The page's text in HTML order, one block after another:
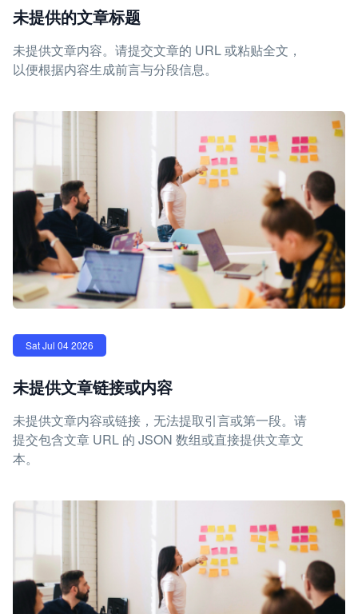
未提供的文章标题
未提供文章内容。请提交文章的 URL 或粘贴全文，
以便根据内容生成前言与分段信息。
Sat Jul 04 2026
未提供文章链接或内容
未提供文章内容或链接，无法提取引言或第一段。请
提交包含文章 URL 的 JSON 数组或直接提供文章文
本。